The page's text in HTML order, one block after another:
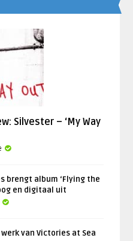
Silvester – ‘My Way
brengt album ‘Flying the
en digitaal uit
van Victories at Sea